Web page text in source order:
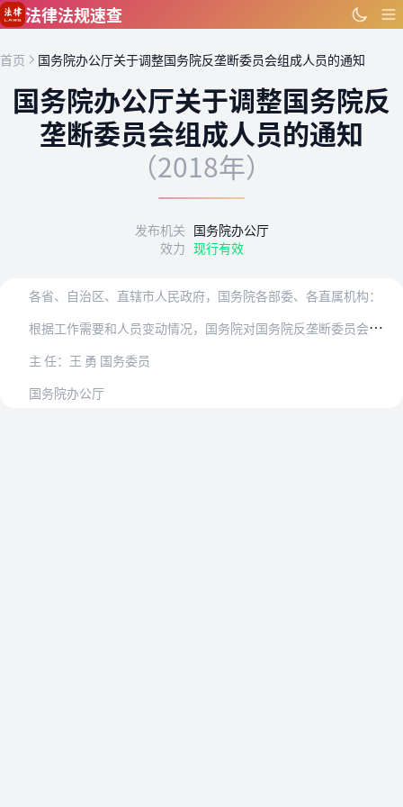
跳到主要内容
法律法规速查
首页 国务院办公厅关于调整国务院反垄断委员会组成人员的通知
国务院办公厅关于调整国务院反
垄断委员会组成人员的通知
（2018年）
发布机关 国务院办公厅
效力 现行有效
各省、自治区、直辖市人民政府，国务院各部委、各直属机构：
根
据工作需要和人员变动情况，国务院对国务院反垄断委员会组成人员作了调整。现将调整后的组成人员名单通知如下：
主 任：王 勇 国务委员
国务院办公厅